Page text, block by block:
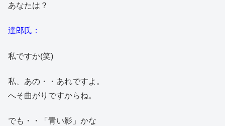
あなたは？
達郎氏：
私ですか(笑)
私、あの・・あれですよ。
へそ曲がりですからね。
でも・・「青い影」かな